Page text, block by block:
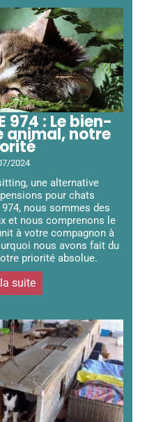
974 : Le bien-
animal, notre
2024
une alternative
pour chats
974, nous sommes des
et nous comprenons le
à votre compagnon à
nous avons fait du
priorité absolue.
suite